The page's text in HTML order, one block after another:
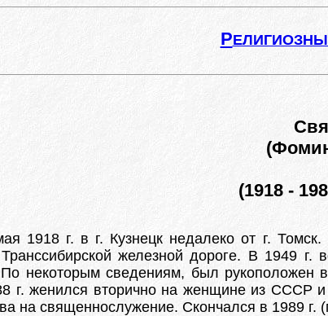
Р
(1918 -
1918 г. в г. Кузнецк недалеко от г.
железной дороге. В 1949
некоторым сведениям, был рукоположен
г. женился вторично на женщине из СССР и
на священнослужение. Скончался в 1989 г.